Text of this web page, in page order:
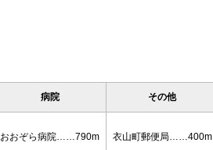
病院 その他
おおぞら病院……790m 衣山町郵便局……400m